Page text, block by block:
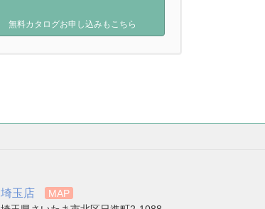
無料カタログお申し込みもこちら
埼玉店
MAP